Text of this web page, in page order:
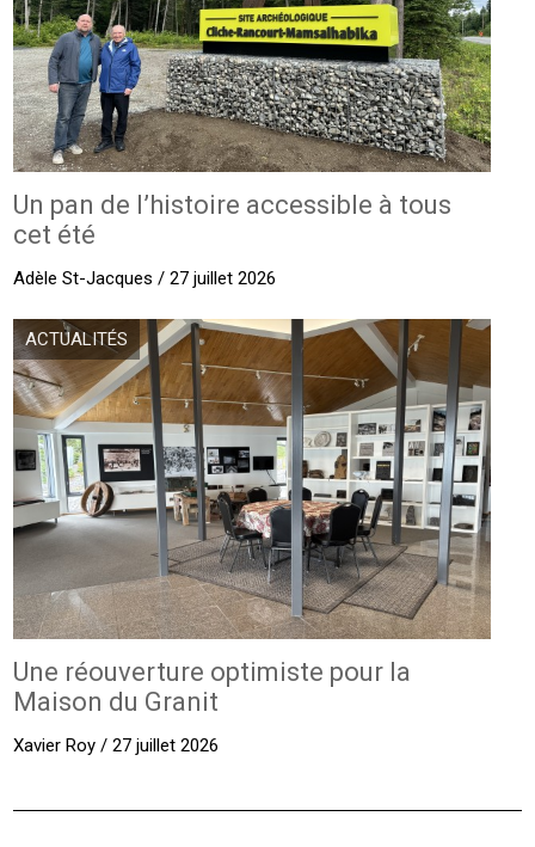
Un pan de l’histoire accessible à tous
cet été
Adèle St-Jacques / 27 juillet 2026
ACTUALITÉS
Une réouverture optimiste pour la
Maison du Granit
Xavier Roy / 27 juillet 2026